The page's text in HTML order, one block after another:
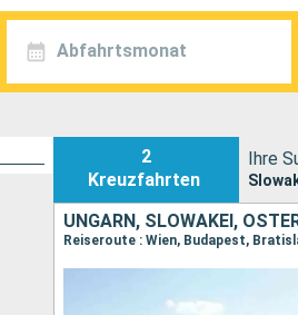
Abfahrtsmonat
2
Kreuzfahrten
Ihre
UNGARN, SLOWAKEI,
Reiseroute : Wien, Budapest,